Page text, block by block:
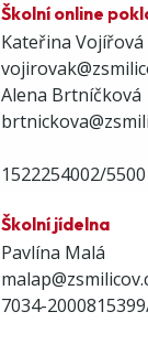
Školní online
Kateřina Vojířová
Alena Brtníčková
1522254002/5500
Školní jídelna
Pavlína Malá
7034-